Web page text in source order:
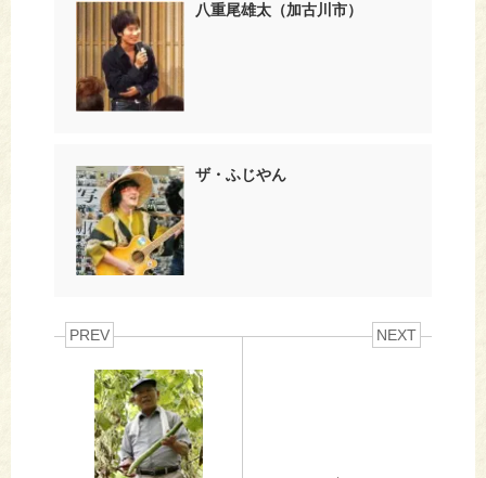
八重尾雄太（加古川市）
ザ・ふじやん
PREV NEXT